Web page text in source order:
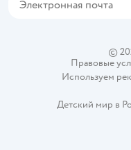
©
Правовые
Используем
Детский мир в